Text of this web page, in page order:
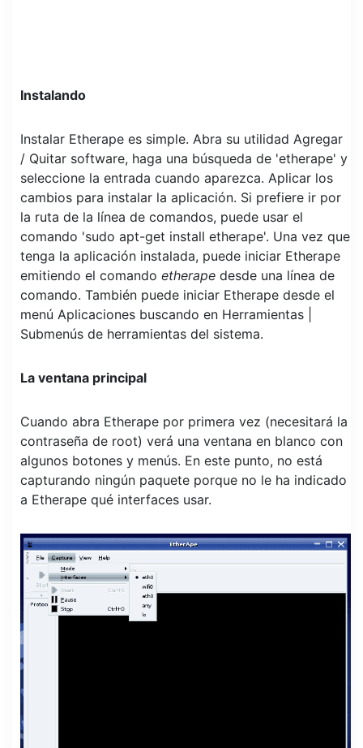
Instalando
Instalar Etherape es simple. Abra su utilidad Agregar
/ Quitar software, haga una búsqueda de 'etherape' y
seleccione la entrada cuando aparezca. Aplicar los
cambios para instalar la aplicación. Si prefiere ir por
la ruta de la línea de comandos, puede usar el
comando 'sudo apt-get install etherape'. Una vez que
tenga la aplicación instalada, puede iniciar Etherape
emitiendo el comando etherape desde una línea de
comando. También puede iniciar Etherape desde el
menú Aplicaciones buscando en Herramientas |
Submenús de herramientas del sistema.
La ventana principal
Cuando abra Etherape por primera vez (necesitará la
contraseña de root) verá una ventana en blanco con
algunos botones y menús. En este punto, no está
capturando ningún paquete porque no le ha indicado
a Etherape qué interfaces usar.